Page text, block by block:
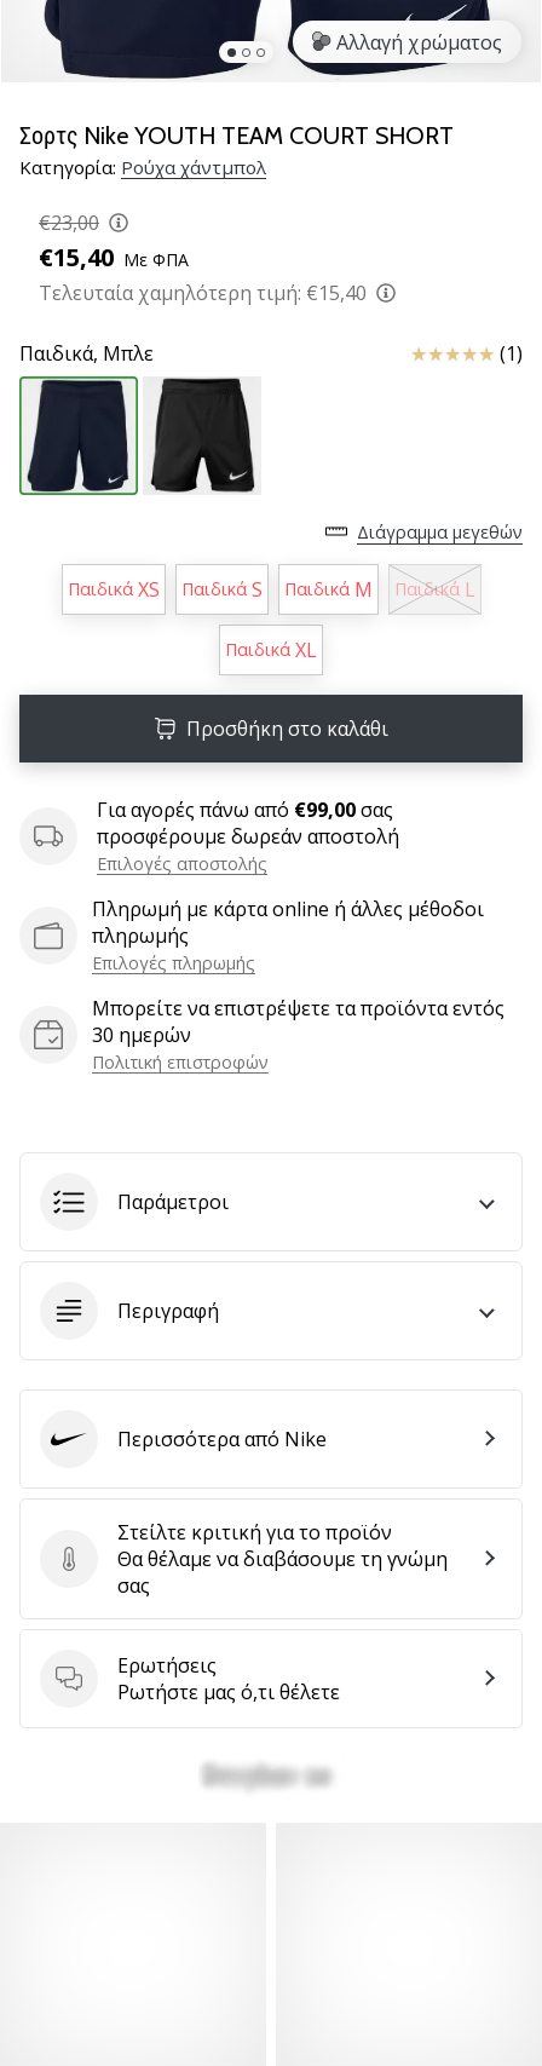
νέα
παπούτσια
handball
Accelerate
NITRO
SQD
Ανακάλυψε
τις
τεχνικές
και
μάθε
αν
αξίζει…
25. 11. 2024
Γίνετε
πρεσβευτής
Είσαι
του
χάντμπολ
Γίνε
πρεσβευτής/
της
μάρκας
όλων
άρθρων
Αλλαγή χρώματος
Σορτς Nike YOUTH TEAM COURT SHORT
Κατηγορία: Ρούχα χάντμπολ
€23,00
€15,40 Με ΦΠΑ
Τελευταία χαμηλότερη τιμή: €15,40
Παιδικά, Μπλε Κριτικές (1)
Διάγραμμα μεγεθών
Παιδικά XS Παιδικά S Παιδικά M Παιδικά L
Παιδικά XL
Προσθήκη στο καλάθι
Για αγορές πάνω από €99,00σας
προσφέρουμε δωρεάν αποστολή
Επιλογές αποστολής
Πληρωμή με κάρτα online ή άλλες μέθοδοι
πληρωμής
Επιλογές πληρωμής
Μπορείτε να επιστρέψετε τα προϊόντα εντός
30 ημερών
Πολιτική επιστροφών
Παράμετροι
Περιγραφή
Στείλτε κριτική για το προϊόν
Στείλτε κριτική για το προϊόν
Θα θέλαμε να διαβάσουμε τη γνώμη
σας
Ερωτήσεις
Ερωτήσεις
Ρωτήστε μας ό,τι θέλετε
Nike Περισσότερα από Nike